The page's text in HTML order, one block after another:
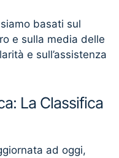
basati sul
e sulla media delle
e sull’assistenza
La Classifica
ad oggi,